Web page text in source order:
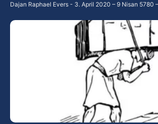
Dajan Raphael Evers 3. April 2020 – 9 Nisan 5780